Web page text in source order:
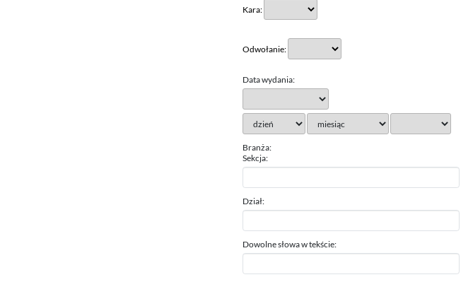
Kara:
Odwołanie:
Data wydania:
Branża:
Sekcja:
Dział:
Dowolne słowa w tekście: